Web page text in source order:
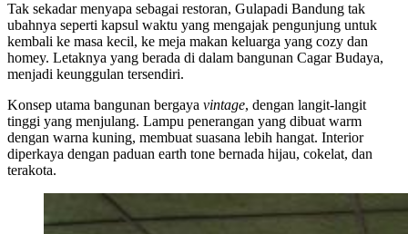
Tak sekadar menyapa sebagai restoran, Gulapadi Bandung tak
ubahnya seperti kapsul waktu yang mengajak pengunjung untuk
kembali ke masa kecil, ke meja makan keluarga yang cozy dan
homey. Letaknya yang berada di dalam bangunan Cagar Budaya,
menjadi keunggulan tersendiri.
Konsep utama bangunan bergaya vintage, dengan langit-langit
tinggi yang menjulang. Lampu penerangan yang dibuat warm
dengan warna kuning, membuat suasana lebih hangat. Interior
diperkaya dengan paduan earth tone bernada hijau, cokelat, dan
terakota.